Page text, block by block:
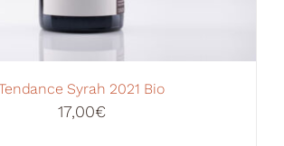
Syrah 2021 Bio
17,00€